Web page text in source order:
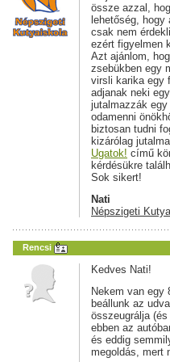
össze azzal,
lehetőség,
csak nem
ezért figyelmen
Azt ajánlom,
zsebükben egy
virsli karika egy
adjanak neki
jutalmazzák
odamenni
biztosan tudni
kizárólag
Ugatok! című
kérdésükre
Sok sikert!
Nati
Népszigeti
Rencsi
Kedves Nati!
Nekem van egy
beállunk az
összeugrálja
ebben az
és eddig
megoldás, mert